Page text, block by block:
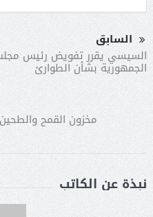
السابق
السيسي يقرر تفويض رئيس
الجمهورية بشأن الطوارئ
مخزون القمح
نبذة عن الكاتب